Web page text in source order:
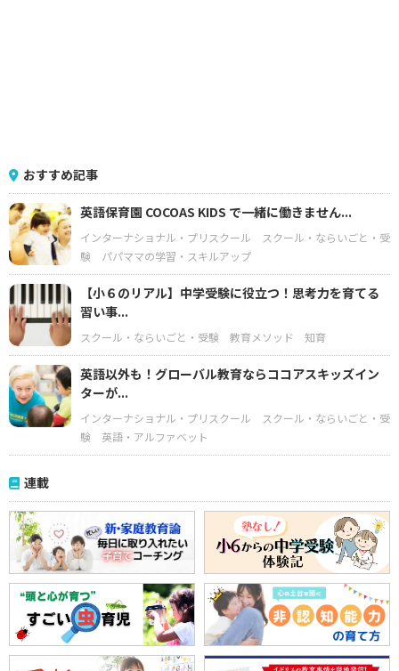
おすすめ記事
英語保育園 COCOAS KIDS で一緒に働きません...
インターナショナル・プリスクール
スクール・ならいごと・受
験
パパママの学習・スキルアップ
【小６のリアル】中学受験に役立つ！思考力を育てる
習い事...
スクール・ならいごと・受験 教育メソッド 知育
英語以外も！グローバル教育ならココアスキッズイン
ターが...
インターナショナル・プリスクール
スクール・ならいごと・受
験
英語・アルファベット
連載